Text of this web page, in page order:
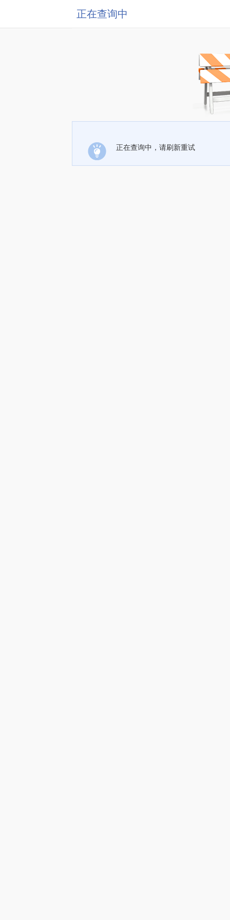
正在查询中
正在查询中，请刷新重试